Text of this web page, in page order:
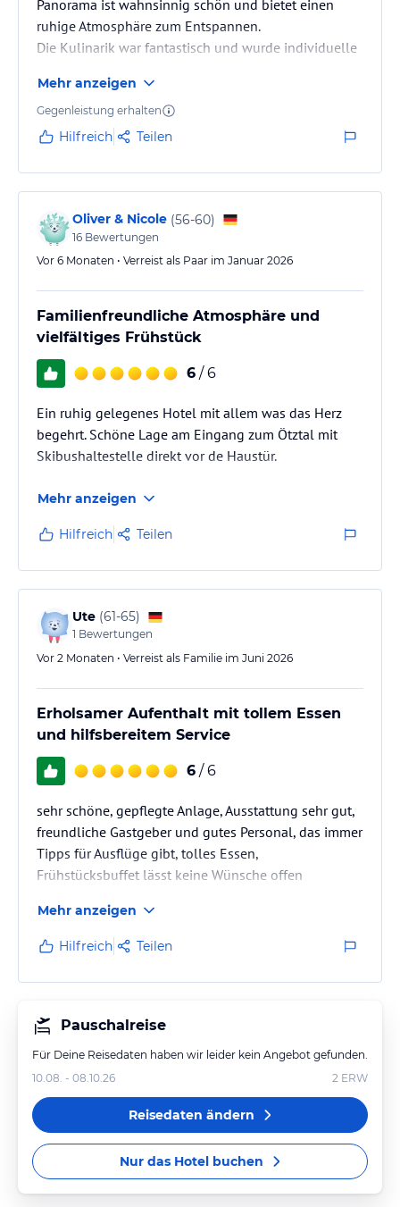
Panorama ist wahnsinnig schön und bietet einen
ruhige Atmosphäre zum Entspannen.
Die Kulinarik war fantastisch und wurde individuelle
Mehr anzeigen
Gegenleistung erhalten
Hilfreich Teilen
Oliver & Nicole (56-60)
16 Bewertungen
Vor 6 Monaten • Verreist als Paar im Januar 2026
Familienfreundliche Atmosphäre und
vielfältiges Frühstück
6 / 6
Ein ruhig gelegenes Hotel mit allem was das Herz
begehrt. Schöne Lage am Eingang zum Ötztal mit
Skibushaltestelle direkt vor de Haustür.
Mehr anzeigen
Hilfreich Teilen
Ute (61-65)
1 Bewertungen
Vor 2 Monaten • Verreist als Familie im Juni 2026
Erholsamer Aufenthalt mit tollem Essen
und hilfsbereitem Service
6 / 6
sehr schöne, gepflegte Anlage, Ausstattung sehr gut,
freundliche Gastgeber und gutes Personal, das immer
Tipps für Ausflüge gibt, tolles Essen,
Frühstücksbuffet lässt keine Wünsche offen
Mehr anzeigen
Hilfreich Teilen
Pauschalreise
Für Deine Reisedaten haben wir leider kein Angebot gefunden.
10.08. - 08.10.26
2 ERW
Reisedaten ändern
Nur das Hotel buchen